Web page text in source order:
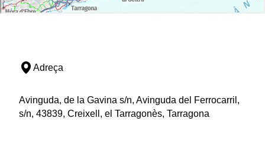
Adreça
Avinguda, de la Gavina s/n, Avinguda del Ferrocarril,
s/n, 43839, Creixell, el Tarragonès, Tarragona